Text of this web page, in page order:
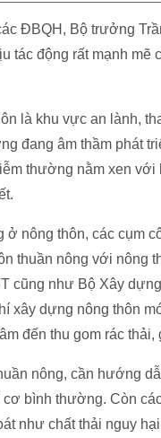
ĐBQH, Bộ trưởng
tác động rất mạnh mẽ
là khu vực an lành,
đang âm thầm phát
thường nằm xen
nông thôn, các cụm
thuần nông với nông
cũng như Bộ Xây
xây dựng nông thôn
đến thu gom rác
nông, cần hướng
bình thường. Còn
như chất thải nguy